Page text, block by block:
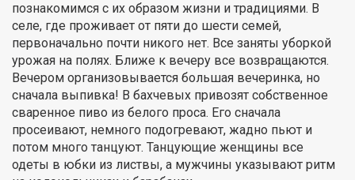
познакомимся с их образом жизни и традициями. В
селе, где проживает от пяти до шести семей,
первоначально почти никого нет. Все заняты уборкой
урожая на полях. Ближе к вечеру все возвращаются.
Вечером организовывается большая вечеринка, но
сначала выпивка! В бахчевых привозят собственное
сваренное пиво из белого проса. Его сначала
просеивают, немного подогревают, жадно пьют и
потом много танцуют. Танцующие женщины все
одеты в юбки из листвы, а мужчины указывают ритм